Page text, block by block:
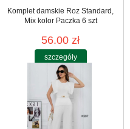
Komplet damskie Roz Standard,
Mix kolor Paczka 6 szt
56.00 zł
szczegóły